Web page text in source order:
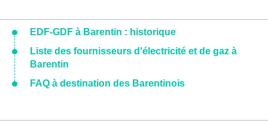
EDF-GDF à Barentin : historique
Liste des fournisseurs d'électricité et de gaz à
Barentin
FAQ à destination des Barentinois